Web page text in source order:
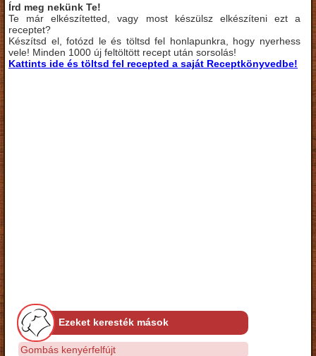
Írd meg nekünk Te!
Te már elkészítetted, vagy most készülsz elkészíteni ezt a
receptet?
Készítsd el, fotózd le és töltsd fel honlapunkra, hogy nyerhess
vele! Minden 1000 új feltöltött recept után sorsolás!
Kattints ide és töltsd fel recepted a saját Receptkönyvedbe!
Ezeket keresték mások
Gombás kenyérfelfújt